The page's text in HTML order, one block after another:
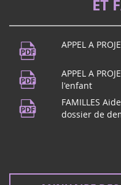
ET
APPEL A
APPEL A
l'enfant
FAMILLES
dossier de